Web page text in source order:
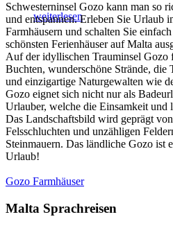
weiterlesen
Schwesterninsel Gozo kann man so
und entspannen. Erleben Sie Urlaub
Farmhäusern und schalten Sie
schönsten Ferienhäuser auf Malta
Auf der idyllischen Trauminsel Gozo
Buchten, wunderschöne Strände, die
und einzigartige Naturgewalten wie
Gozo eignet sich nicht nur als
Urlauber, welche die Einsamkeit und
Das Landschaftsbild wird geprägt
Felsschluchten und unzähligen
Steinmauern. Das ländliche Gozo ist
Urlaub!
Gozo Farmhäuser
Malta Sprachreisen